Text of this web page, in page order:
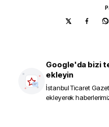
Google'da bizi
ekleyin
İstanbul Ticaret
ekleyerek